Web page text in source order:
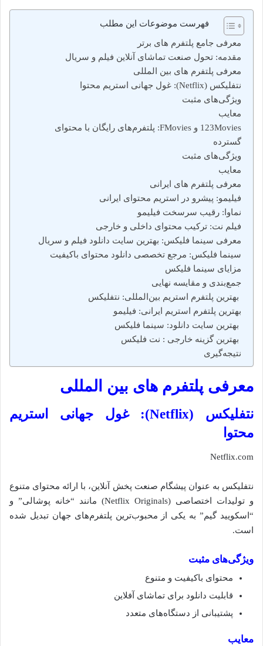
فهرست موضوعات این مطلب
معرفی جامع پلتفرم های برتر
مقدمه: تحول صنعت تماشای آنلاین فیلم و سریال
معرفی پلتفرم های بین المللی
نتفلیکس (Netflix): غول جهانی استریم محتوا
ویژگی‌های مثبت
معایب
123Movies و FMovies: پلتفرم‌های رایگان با محتوای
گسترده
ویژگی‌های مثبت
معایب
معرفی پلتفرم های ایرانی
فیلیمو: پیشرو در استریم محتوای ایرانی
نماوا: رقیب سرسخت فیلیمو
فیلم نت: ترکیب محتوای داخلی و خارجی
معرفی سینما فلیکس: بهترین سایت دانلود فیلم و سریال
سینما فلیکس: مرجع تخصصی دانلود محتوای باکیفیت
مزایای سینما فلیکس
جمع‌بندی و مقایسه نهایی
بهترین پلتفرم استریم بین‌المللی: نتفلیکس
بهترین پلتفرم استریم ایرانی: فیلیمو
بهترین سایت دانلود: سینما فلیکس
بهترین گزینه خارجی : نت فلیکس
نتیجه‌گیری
معرفی پلتفرم های بین المللی
نتفلیکس (Netflix): غول جهانی استریم
محتوا
Netflix.com
نتفلیکس به عنوان پیشگام صنعت پخش آنلاین، با ارائه محتوای متنوع
و تولیدات اختصاصی (Netflix Originals) مانند “خانه پوشالی” و
“اسکویید گیم” به یکی از محبوب‌ترین پلتفرم‌های جهان تبدیل شده
است.
ویژگی‌های مثبت
محتوای باکیفیت و متنوع
قابلیت دانلود برای تماشای آفلاین
پشتیبانی از دستگاه‌های متعدد
معایب